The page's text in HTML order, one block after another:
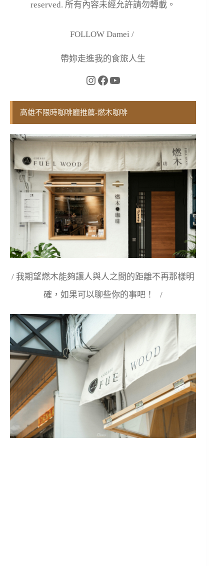
reserved. 所有內容未經允許請勿轉載。
FOLLOW Damei /
帶妳走進我的食旅人生
高雄不限時咖啡廳推薦-燃木咖啡
/ 我期望燃木能夠讓人與人之間的距離不再那樣明
確，如果可以聊些你的事吧！ /